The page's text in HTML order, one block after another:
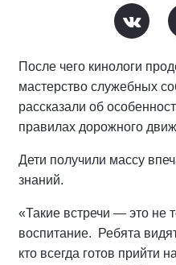
После чего кинологи
мастерство служебных
рассказали об
правилах дорожного
Дети получили массу
знаний.
«Такие встречи — это не
воспитание. Ребята
кто всегда готов прийти